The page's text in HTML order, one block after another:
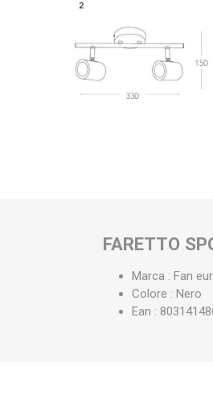
FARETTO
Marca : Fan
Colore : Nero
Ean :